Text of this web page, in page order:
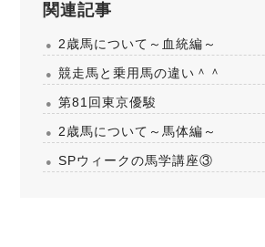
関連記事
2歳馬について～血統編～
競走馬と乗用馬の違い＾＾
第81回東京優駿
2歳馬について～馬体編～
SPウィークの馬学講座③